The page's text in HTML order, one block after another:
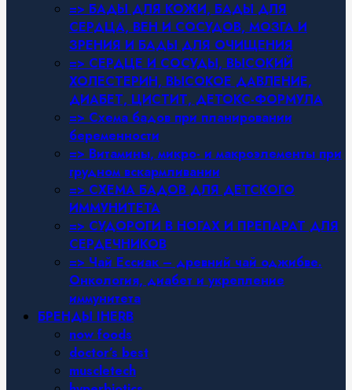
=> БАДЫ ДЛЯ КОЖИ, БАДЫ ДЛЯ
СЕРДЦА, ВЕН И СОСУДОВ, МОЗГА И
ЗРЕНИЯ И БАДЫ ДЛЯ ОЧИЩЕНИЯ
=> СЕРДЦЕ И СОСУДЫ, ВЫСОКИЙ
ХОЛЕСТЕРИН, ВЫСОКОЕ ДАВЛЕНИЕ,
ДИАБЕТ, ЦИСТИТ, ДЕТОКС-ФОРМУЛА
=> Схема бадов при планировании
беременности
=> Витамины, микро- и макроэлементы при
грудном вскармливании
=> СХЕМА БАДОВ ДЛЯ ДЕТСКОГО
ИММУНИТЕТА
=> СУДОРОГИ В НОГАХ И ПРЕПАРАТ ДЛЯ
СЕРДЕЧНИКОВ
=> Чай Ессиак – древний чай оджибве.
Онкология, диабет и укрепление
иммунитета
БРЕНДЫ IHERB
now foods
doctor’s best
muscletech